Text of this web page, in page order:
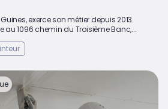
exerce son métier depuis 2013.
au 1096 chemin du Troisième Banc,...